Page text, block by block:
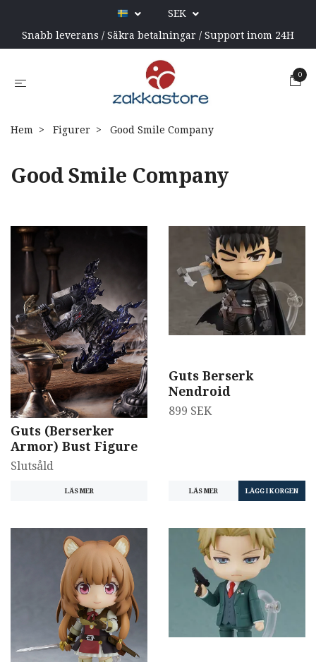
SEK
Snabb leverans / Säkra betalningar / Support inom 24H
0
Hem Figurer Good Smile Company
Good Smile Company
Guts (Berserker
Armor) Bust Figure
Slutsåld
LÄS MER
Guts Berserk
Nendroid
899 SEK
LÄS MER